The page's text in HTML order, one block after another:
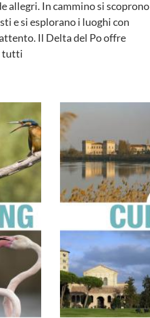
allegri. In cammino si scoprono
e si esplorano i luoghi con
Il Delta del Po offre
tutti